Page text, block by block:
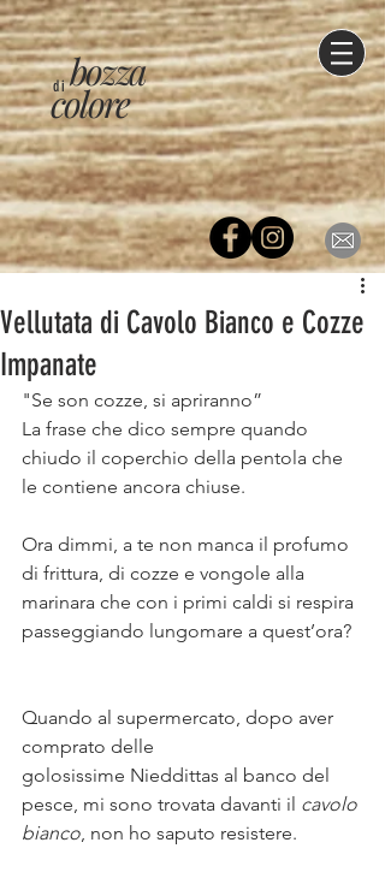
di
colore
bozza
Vellutata di Cavolo Bianco e Cozze
Impanate⠀
"Se son cozze, si apriranno”⠀⠀
La frase che dico sempre quando
chiudo il coperchio della pentola che
le contiene ancora chiuse.⠀⠀
Ora dimmi, a te non manca il profumo
di frittura, di cozze e vongole alla
marinara che con i primi caldi si respira
passeggiando lungomare a quest’ora?
Quando al supermercato, dopo aver
comprato delle
golosissime Nieddittas al banco del
pesce, mi sono trovata davanti il cavolo
bianco, non ho saputo resistere.⠀⠀